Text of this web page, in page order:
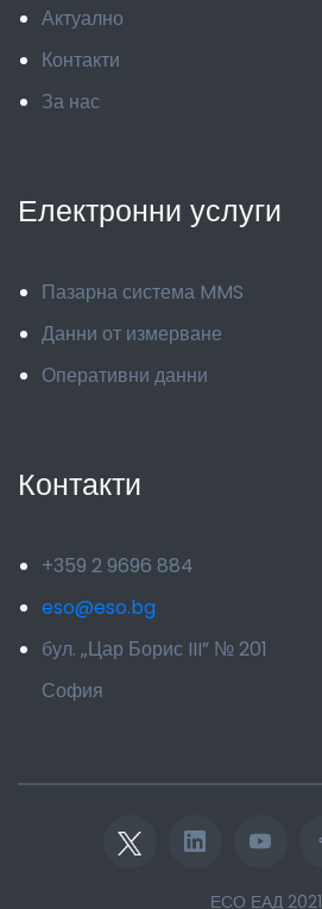
Актуално
Контакти
За нас
Електронни услуги
Пазарна система MMS
Данни от измерване
Оперативни данни
Контакти
+359 2 9696 884
eso@eso.bg
бул. „Цар Борис III” № 201
София
ЕСО ЕАД 2021